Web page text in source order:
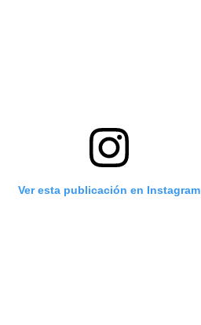
Ver esta publicación en Instagram